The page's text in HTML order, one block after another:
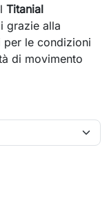
Titanial
grazie alla
per le condizioni
di movimento